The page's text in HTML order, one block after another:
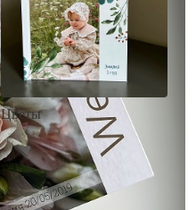
Цветы
• Декор цветы
• Выбор цвета фона
• Загрузка фото и текста